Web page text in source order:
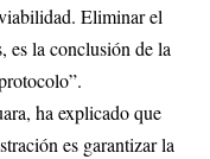
Eliminar el
es la conclusión de la
ha explicado que
es garantizar la